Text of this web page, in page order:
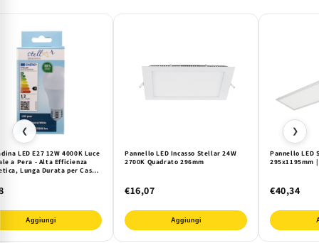
❮
LED E27 12W 4000K Luce
a Pera - Alta Efficienza
Lunga Durata per Casa e
Aggiungi
Pannello LED Incasso Stellar 24W
2700K Quadrato 296mm
€16,07
Aggiungi
Pannello LED
295x1195mm
€40,34
❯